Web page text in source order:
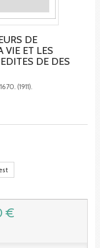
DE
VIE ET LES
DE DES
(1911).
€